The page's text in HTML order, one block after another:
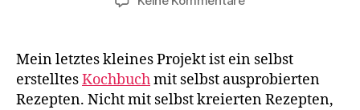
selbst
ausprobierten
Rezepten
Mein letztes kleines Projekt ist ein selbst
erstelltesKochbuchmit selbst ausprobierten
Rezepten. Nicht mit selbst kreierten Rezepten,